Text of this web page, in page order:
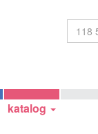
katalog